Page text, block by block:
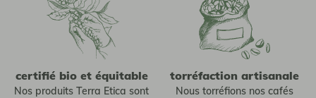
certifié bio et équitable
Nos produits Terra Etica sont
torréfaction artisanale
Nous torréfions nos cafés